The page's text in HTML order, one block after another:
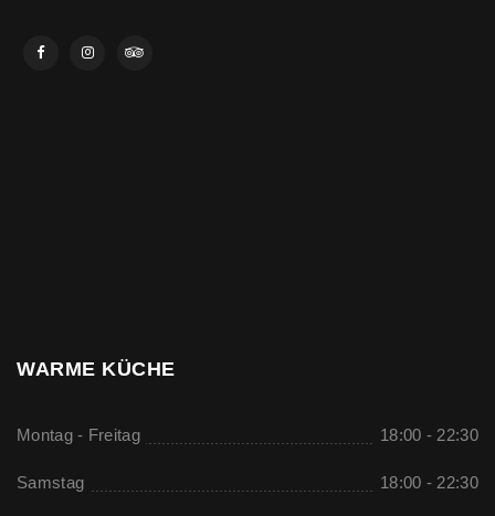
WARME KÜCHE
Montag - Freitag 18:00 - 22:30
Samstag 18:00 - 22:30